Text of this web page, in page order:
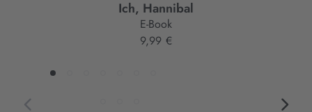
Christian Vogt
Ich, Hannibal
E-Book
9,99 €